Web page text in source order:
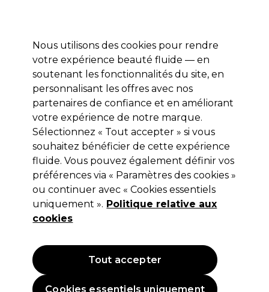
Se connecter
Marques Bons plans Coiffure Electro et Matériel
Livraison et délais
lire la suite
Wella Professionals
Wella Professionals Welloxon
Perfect Oxydant Crème 1,9% 1 l
(0)
11,15 €Hors TVA
Nous utilisons des cookies pour rendre
votre expérience beauté fluide — en
soutenant les fonctionnalités du site, en
personnalisant les offres avec nos
partenaires de confiance et en améliorant
votre expérience de notre marque.
Sélectionnez « Tout accepter » si vous
souhaitez bénéficier de cette expérience
fluide. Vous pouvez également définir vos
préférences via « Paramètres des cookies »
ou continuer avec « Cookies essentiels
uniquement ». Politique relative aux
cookies
Cookies essentiels uniquement
Tout accepter